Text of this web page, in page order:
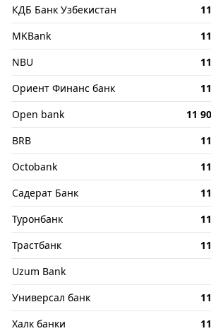
КДБ Банк Узбекистан
MKBank
NBU
Ориент Финанс банк
Open bank
11
BRB
Octobank
Садерат Банк
Туронбанк
Трастбанк
Uzum Bank
Универсал банк
Халк банки